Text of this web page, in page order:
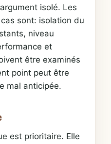
isolé. Les
sont: isolation du
niveau
et
être examinés
point peut être
mal anticipée.
est prioritaire. Elle